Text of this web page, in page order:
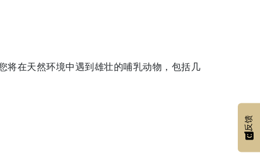
将在天然环境中遇到雄壮的哺乳动物，包括几
反馈